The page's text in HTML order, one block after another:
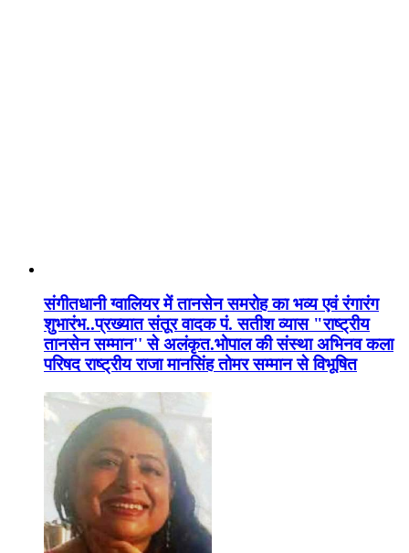
संगीतधानी ग्वालियर में तानसेन समरोह का भव्य एवं रंगारंग
शुभारंभ..प्रख्यात संतूर वादक पं. सतीश व्यास "राष्ट्रीय
तानसेन सम्मान'' से अलंकृत.भोपाल की संस्था अभिनव कला
परिषद राष्ट्रीय राजा मानसिंह तोमर सम्मान से विभूषित